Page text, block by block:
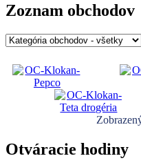
Zoznam obchodov
Otváracie hodiny